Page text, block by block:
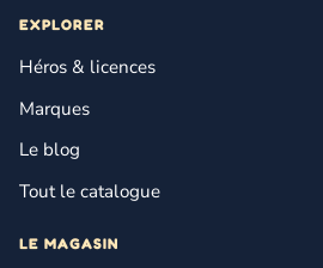
EXPLORER
Héros & licences
Marques
Le blog
Tout le catalogue
LE MAGASIN